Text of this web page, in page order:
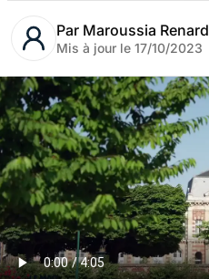
Par Maroussia Renard
Mis à jour le 17/10/2023